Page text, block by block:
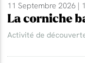
11 Septembre 2026 |
La corniche
Activité de